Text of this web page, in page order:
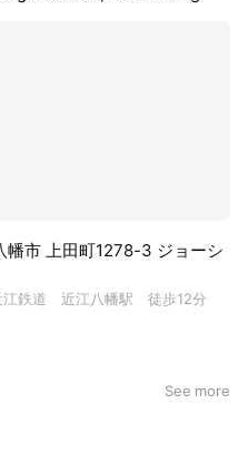
市 上田町1278-3 ジョーシ
江鉄道 近江八幡駅 徒歩12分
See more